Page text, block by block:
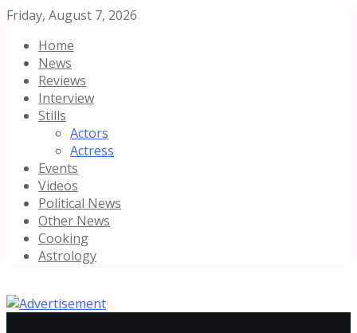
Friday, August 7, 2026
Home
News
Reviews
Interview
Stills
Actors
Actress
Events
Videos
Political News
Other News
Cooking
Astrology